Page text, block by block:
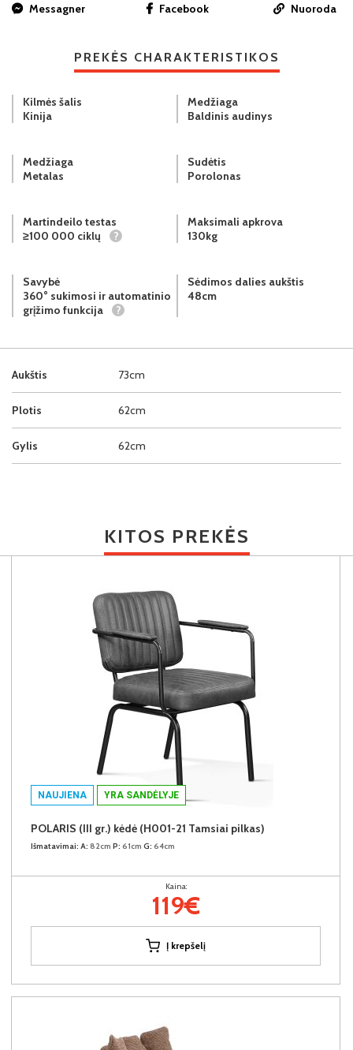
Messagner
Facebook Nuoroda
PREKĖS CHARAKTERISTIKOS
Aukštis 73cm
Plotis 62cm
Gylis 62cm
Kilmės šalis
Kinija
Medžiaga
Baldinis audinys
Medžiaga
Metalas
Sudėtis
Porolonas
Martindeilo testas
≥100 000 ciklų
?
Maksimali apkrova
130kg
Savybė
360° sukimosi ir automatinio
grįžimo funkcija
?
Sėdimos dalies aukštis
48cm
KITOS PREKĖS
NAUJIENA YRA SANDĖLYJE
POLARIS (III gr.) kėdė (H001-21 Tamsiai pilkas)
Išmatavimai: A: 82cm P: 61cm G: 64cm
Kaina:
119€
Į krepšelį